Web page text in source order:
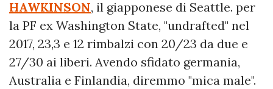
HAWKINSON, il giapponese di Seattle. per
la PF ex Washington State, "undrafted" nel
2017, 23,3 e 12 rimbalzi con 20/23 da due e
27/30 ai liberi. Avendo sfidato germania,
Australia e Finlandia, diremmo "mica male".